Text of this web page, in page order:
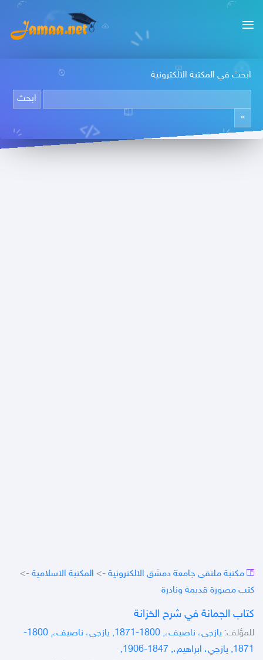
ابحث في المكتبة الالكترونية
مكتبة ملتقى جامعة دمشق الالكترونية -> المكتبة الاسلامية ->
كتب مصورة قديمة ونادرة
كتاب الجمانة في شرح الخزانة
للمؤلف:
يازجي، ناصيف،, 1800-1871, يازجي، ناصيف،, 1800-
1871, يازجي، ابراهيم،, 1847-1906,